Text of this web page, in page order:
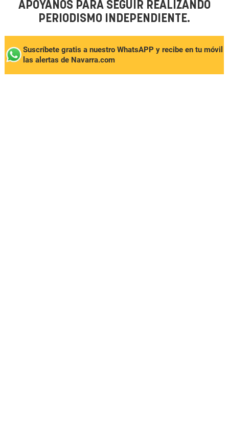
APÓYANOS PARA SEGUIR REALIZANDO
PERIODISMO INDEPENDIENTE.
Suscríbete gratis a nuestro WhatsAPP y recibe en tu móvil
las alertas de Navarra.com